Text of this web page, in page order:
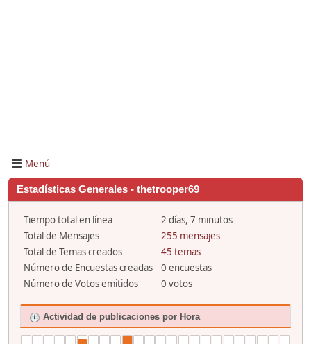
Menú
Estadísticas Generales - thetrooper69
Tiempo total en línea
2 días, 7 minutos
Total de Mensajes
255 mensajes
Total de Temas creados
45 temas
Número de Encuestas creadas
0 encuestas
Número de Votos emitidos
0 votos
Actividad de publicaciones por Hora